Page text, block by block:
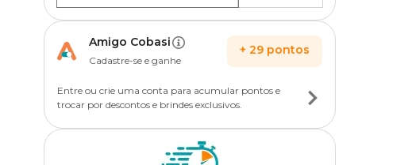
Amigo Cobasi
Cadastre-se e ganhe
+ 29 pontos
Entre ou crie uma conta para acumular pontos e
trocar por descontos e brindes exclusivos.